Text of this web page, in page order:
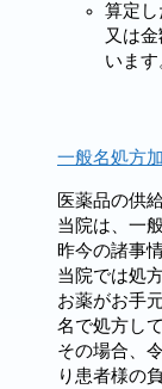
算定
又は
います
一般名処方
医薬品の供
当院は、一
昨今の諸事
当院では処
お薬がお手
名で処方し
その場合、
り患者様の